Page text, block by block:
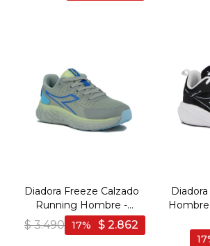
Diadora Freeze Calzado
Running Hombre -
GREY/YELLOW - Gris-
Amarillo
$ 3.490 $ 2.862
17
17